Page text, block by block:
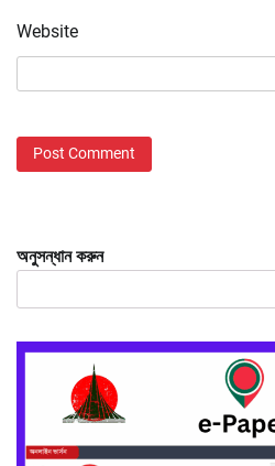
Website
অনুসন্ধান করুন